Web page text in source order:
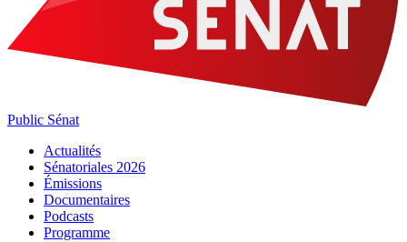
Public Sénat
Actualités
Sénatoriales 2026
Émissions
Documentaires
Podcasts
Programme